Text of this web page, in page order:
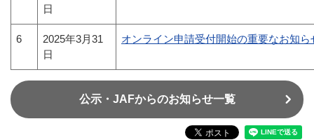
日
6
2025年3月31
日
オンライン申請受付開始の重要なお知ら
公示・JAFからのお知らせ一覧